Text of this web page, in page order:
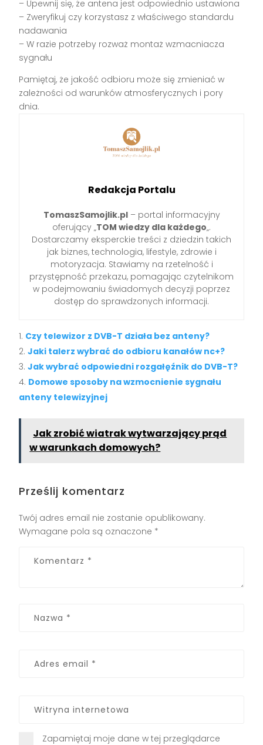
– Upewnij się, że antena jest odpowiednio ustawiona
– Zweryfikuj czy korzystasz z właściwego standardu
nadawania
– W razie potrzeby rozważ montaż wzmacniacza
sygnału
Pamiętaj, że jakość odbioru może się zmieniać w
zależności od warunków atmosferycznych i pory
dnia.
Redakcja Portalu
TomaszSamojlik.pl– portal informacyjny
oferujący „TOM wiedzy dla każdego„.
Dostarczamy eksperckie treści z dziedzin takich
jak biznes, technologia, lifestyle, zdrowie i
motoryzacja. Stawiamy na rzetelność i
przystępność przekazu, pomagając czytelnikom
w podejmowaniu świadomych decyzji poprzez
dostęp do sprawdzonych informacji.
Czy telewizor z DVB-T działa bez anteny?
Jaki talerz wybrać do odbioru kanałów nc+?
Jak wybrać odpowiedni rozgałęźnik do DVB-T?
Domowe sposoby na wzmocnienie sygnału
anteny telewizyjnej
Jak zrobić wiatrak wytwarzający prąd
w warunkach domowych?
Prześlij komentarz
Twój adres email nie zostanie opublikowany.
Wymagane pola są oznaczone *
Zapamiętaj moje dane w tej przeglądarce